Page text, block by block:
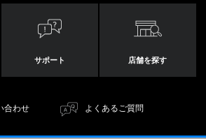
サポート 店舗を探す
合わせ よくあるご質問